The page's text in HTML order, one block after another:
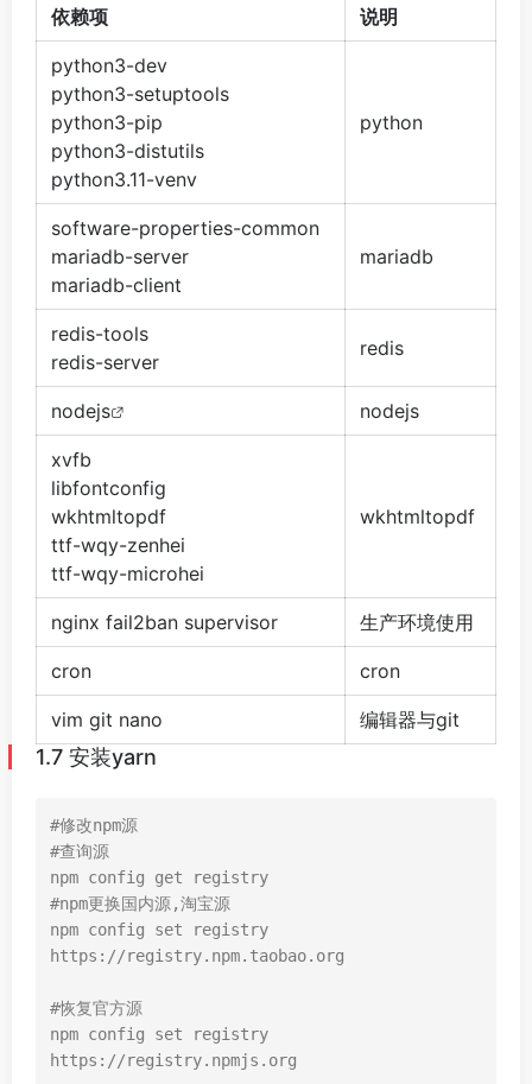
依赖项 说明
python3-dev
python3-setuptools
python3-pip
python3-distutils
python3.11-venv
python
software-properties-common
mariadb-server
mariadb-client
mariadb
redis-tools
redis-server
redis
nodejs nodejs
xvfb
libfontconfig
wkhtmltopdf
ttf-wqy-zenhei
ttf-wqy-microhei
wkhtmltopdf
nginx fail2ban supervisor 生产环境使用
cron cron
vim git nano 编辑器与git
1.7 安装yarn
#修改npm源
#查询源
npm config get registry
#npm更换国内源,淘宝源
npm config set registry
https://registry.npm.taobao.org
#恢复官方源
npm config set registry
https://registry.npmjs.org